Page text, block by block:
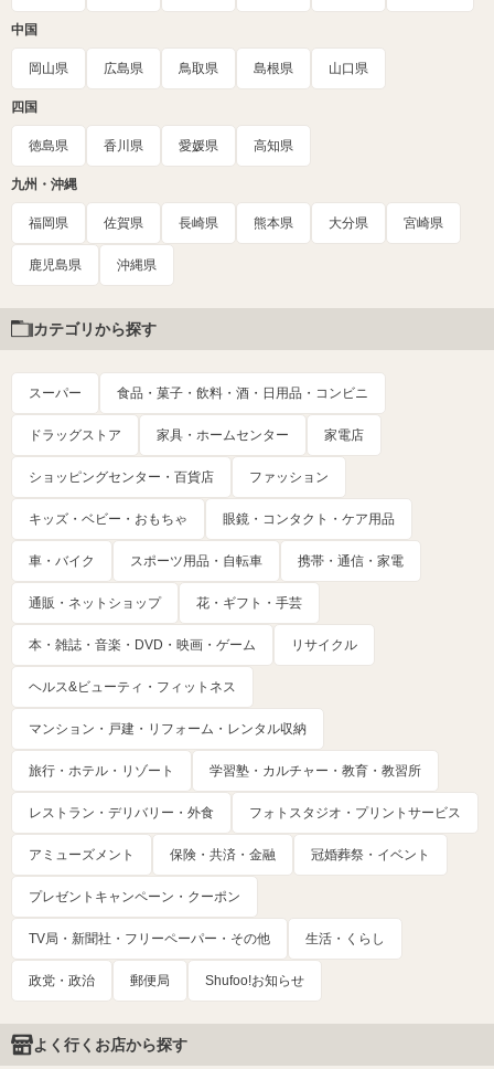
中国
岡山県 広島県 鳥取県 島根県 山口県
四国
徳島県 香川県 愛媛県 高知県
九州・沖縄
福岡県 佐賀県 長崎県 熊本県 大分県 宮崎県
鹿児島県 沖縄県
カテゴリから探す
スーパー 食品・菓子・飲料・酒・日用品・コンビニ
ドラッグストア 家具・ホームセンター 家電店
ショッピングセンター・百貨店 ファッション
キッズ・ベビー・おもちゃ 眼鏡・コンタクト・ケア用品
車・バイク スポーツ用品・自転車 携帯・通信・家電
通販・ネットショップ 花・ギフト・手芸
本・雑誌・音楽・DVD・映画・ゲーム リサイクル
ヘルス&ビューティ・フィットネス
マンション・戸建・リフォーム・レンタル収納
旅行・ホテル・リゾート 学習塾・カルチャー・教育・教習所
レストラン・デリバリー・外食 フォトスタジオ・プリントサービス
アミューズメント 保険・共済・金融 冠婚葬祭・イベント
プレゼントキャンペーン・クーポン
TV局・新聞社・フリーペーパー・その他 生活・くらし
政党・政治 郵便局 Shufoo!お知らせ
よく行くお店から探す